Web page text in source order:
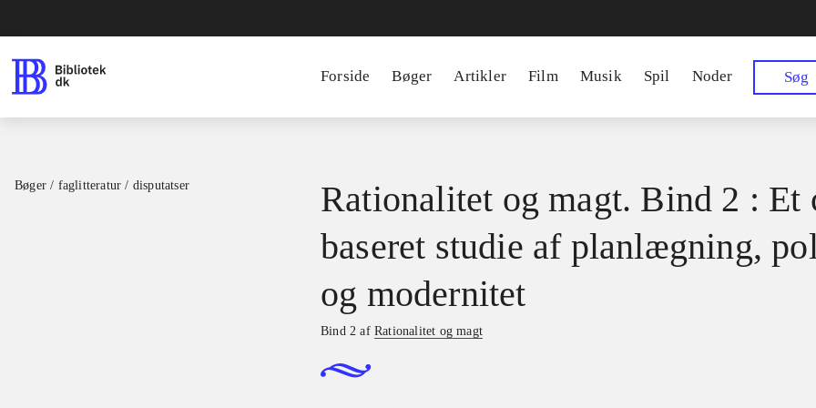
Forside Bøger Artikler Film Musik Spil Noder Søg
Bøger / faglitteratur / disputatser
Rationalitet og magt. Bind 2 : Et
baseret studie af planlægning,
og modernitet
Bind 2 afRationalitet og magt